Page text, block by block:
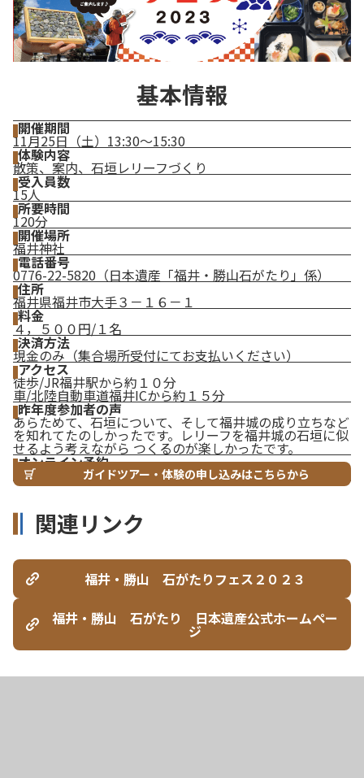
基本情報
開催期間
11月25日（土）13:30～15:30
体験内容
散策、案内、石垣レリーフづくり
受入員数
15人
所要時間
120分
開催場所
福井神社
電話番号
0776-22-5820（日本遺産「福井・勝山石がたり」係）
住所
福井県福井市大手３－１６－１
料金
４，５００円/１名
決済方法
現金のみ（集合場所受付にてお支払いください）
アクセス
徒歩/JR福井駅から約１０分
車/北陸自動車道福井ICから約１５分
昨年度参加者の声
あらためて、石垣について、そして福井城の成り立ちなど
を知れてたのしかったです。レリーフを福井城の石垣に似
せるよう考えながら つくるのが楽しかったです。
オンライン予約
ガイドツアー・体験の申し込みはこちらから
関連リンク
福井・勝山 石がたりフェス２０２３
福井・勝山 石がたり 日本遺産公式ホームペー
ジ